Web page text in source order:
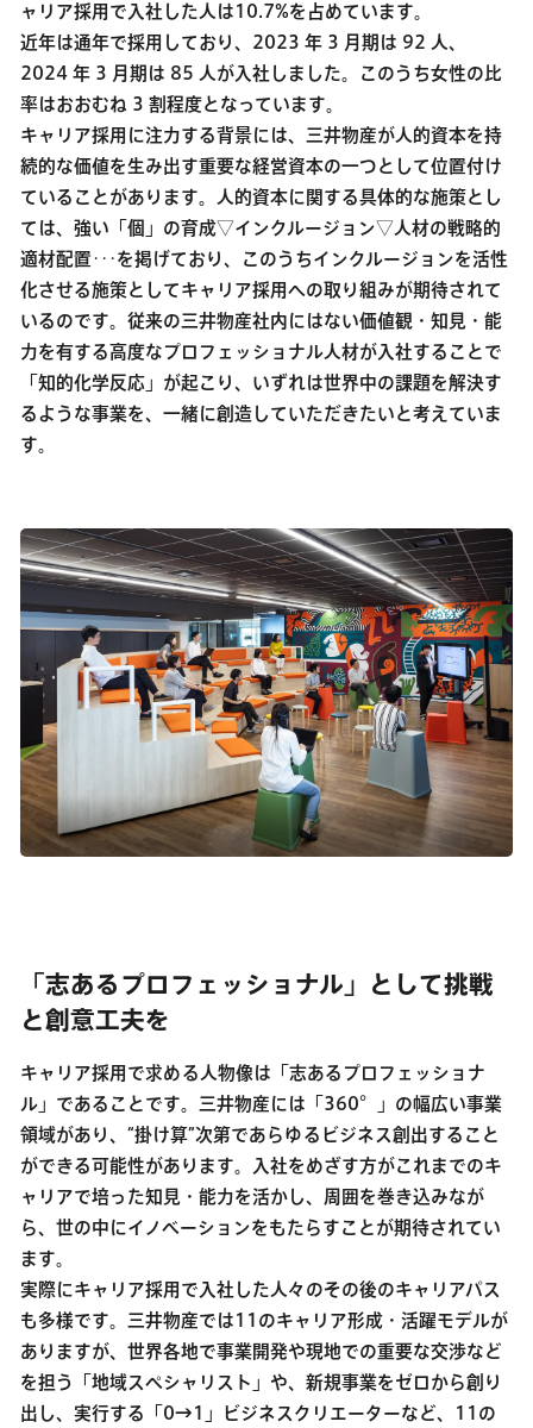
ャリア採用で入社した人は10.7%を占めています。
近年は通年で採用しており、2023 年 3 月期は 92 人、
2024 年 3 月期は 85 人が入社しました。このうち女性の比
率はおおむね 3 割程度となっています。
キャリア採用に注力する背景には、三井物産が人的資本を持
続的な価値を生み出す重要な経営資本の一つとして位置付け
ていることがあります。人的資本に関する具体的な施策とし
ては、強い「個」の育成▽インクルージョン▽人材の戦略的
適材配置･･･を掲げており、このうちインクルージョンを活性
化させる施策としてキャリア採用への取り組みが期待されて
いるのです。従来の三井物産社内にはない価値観・知見・能
力を有する高度なプロフェッショナル人材が入社することで
「知的化学反応」が起こり、いずれは世界中の課題を解決す
るような事業を、一緒に創造していただきたいと考えていま
す。
「志あるプロフェッショナル」として挑戦
と創意工夫を
キャリア採用で求める人物像は「志あるプロフェッショナ
ル」であることです。三井物産には「360°」の幅広い事業
領域があり、“掛け算”次第であらゆるビジネス創出すること
ができる可能性があります。入社をめざす方がこれまでのキ
ャリアで培った知見・能力を活かし、周囲を巻き込みなが
ら、世の中にイノベーションをもたらすことが期待されてい
ます。
実際にキャリア採用で入社した人々のその後のキャリアパス
も多様です。三井物産では11のキャリア形成・活躍モデルが
ありますが、世界各地で事業開発や現地での重要な交渉など
を担う「地域スペシャリスト」や、新規事業をゼロから創り
出し、実行する「0→1」ビジネスクリエーターなど、11の